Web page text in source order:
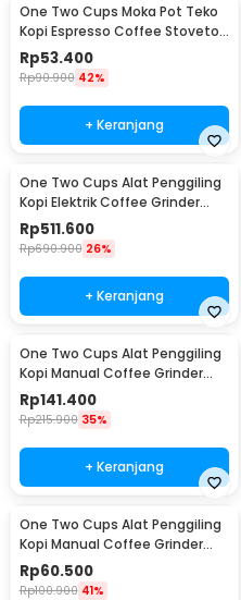
One Two Cups Moka Pot Teko
Kopi Espresso Coffee Stovetop
2 Cup 100ml - Z20
Rp53.400
Rp90.900 42%
+ Keranjang
One Two Cups Alat Penggiling
Kopi Elektrik Coffee Grinder
Adjustable - 600N
Rp511.600
Rp690.900 26%
+ Keranjang
One Two Cups Alat Penggiling
Kopi Manual Coffee Grinder
Wood 30g - CW85532
Rp141.400
Rp215.900 35%
+ Keranjang
One Two Cups Alat Penggiling
Kopi Manual Coffee Grinder
Adjustable - RHNHA0176
Rp60.500
Rp100.900 41%